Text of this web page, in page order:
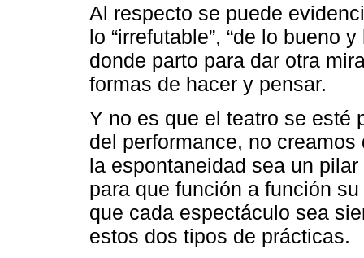
Al respecto se puede
lo “irrefutable”, “de lo bueno
donde parto para dar otra
formas de hacer y pensar.
Y no es que el teatro se esté
del performance, no
la espontaneidad sea un
para que función a función
que cada espectáculo sea
estos dos tipos de prácticas.